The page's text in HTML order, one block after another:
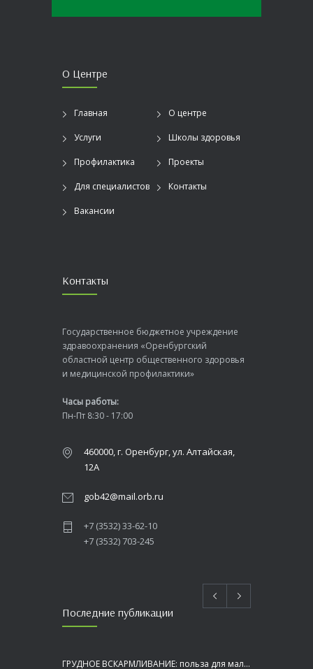
О Центре
Главная О центре
Услуги Школы здоровья
Профилактика Проекты
Для специалистов Контакты
Вакансии
Контакты
Государственное бюджетное учреждение
здравоохранения «Оренбургский
областной центр общественного здоровья
и медицинской профилактики»
Часы работы:
Пн-Пт 8:30 - 17:00
460000, г. Оренбург, ул. Алтайская,
12А
gob42@mail.orb.ru
+7 (3532) 33-62-10
+7 (3532) 703-245
Последние публикации
ГРУДНОЕ ВСКАРМЛИВАНИЕ: польза для малыша и мамы